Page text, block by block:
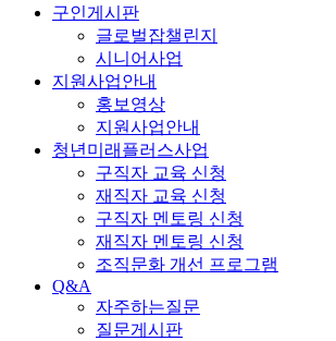
구인게시판
글로벌잡챌린지
시니어사업
지원사업안내
홍보영상
지원사업안내
청년미래플러스사업
구직자 교육 신청
재직자 교육 신청
구직자 멘토링 신청
재직자 멘토링 신청
조직문화 개선 프로그램
Q&A
자주하는질문
질문게시판